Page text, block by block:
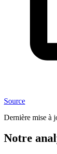
Source
Dernière mise à
Notre